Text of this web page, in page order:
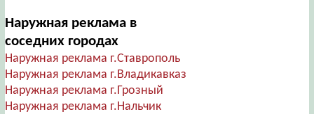
Наружная реклама в
соседних городах
Наружная реклама г.Ставрополь
Наружная реклама г.Владикавказ
Наружная реклама г.Грозный
Наружная реклама г.Нальчик